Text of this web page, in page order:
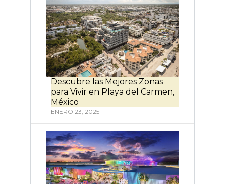
Descubre las Mejores Zonas
para Vivir en Playa del Carmen,
México
ENERO 23, 2025